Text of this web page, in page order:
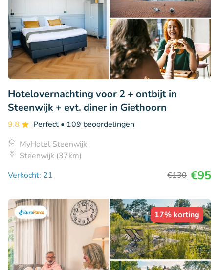
Hotelovernachting voor 2 + ontbijt in
Steenwijk + evt. diner in Giethoorn
9.8 Perfect • 109 beoordelingen
MyHotel Steenwijk
Steenwijk (37km)
Verkocht: 21
€130 €95
17% korting